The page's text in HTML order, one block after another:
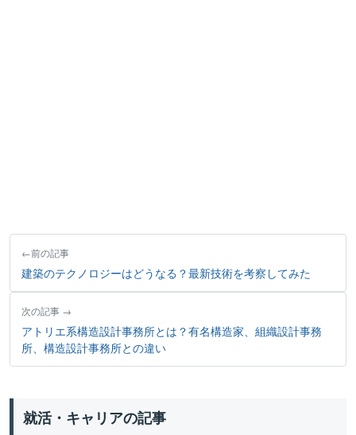
前の記事
建築のテクノロジーはどうなる？最新技術を考察してみた
次の記事
アトリエ系構造設計事務所とは？有名構造家、組織設計事務
所、構造設計事務所との違い
就活・キャリアの記事